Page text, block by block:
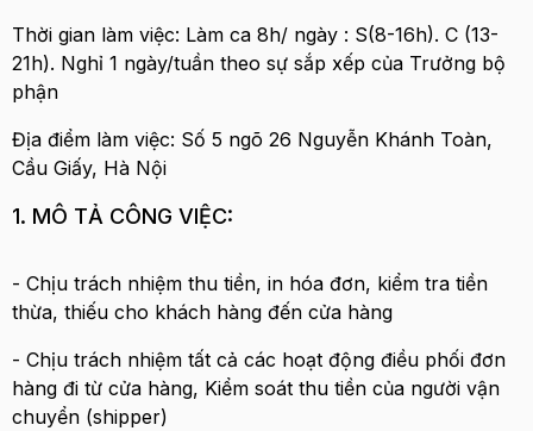
Thời gian làm việc: Làm ca 8h/ ngày : S(8-16h). C (13-
21h). Nghỉ 1 ngày/tuần theo sự sắp xếp của Trưởng bộ
phận
Địa điểm làm việc: Số 5 ngõ 26 Nguyễn Khánh Toàn,
Cầu Giấy, Hà Nội
1. MÔ TẢ CÔNG VIỆC:
- Chịu trách nhiệm thu tiền, in hóa đơn, kiểm tra tiền
thừa, thiếu cho khách hàng đến cửa hàng
- Chịu trách nhiệm tất cả các hoạt động điều phối đơn
hàng đi từ cửa hàng, Kiểm soát thu tiền của người vận
chuyển (shipper)